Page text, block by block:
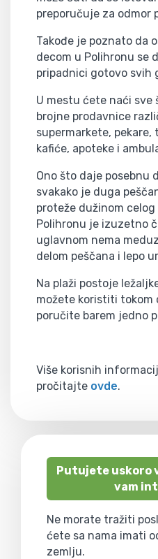
preporučuje za odmor
Takođe je poznato da
decom u Polihronu se
pripadnici gotovo svih
U mestu ćete naći sve
brojne prodavnice
supermarkete, pekare,
kafiće, apoteke i
Ono što daje posebnu
svakako je duga
proteže dužinom celog
Polihronu je izuzetno
uglavnom nema
delom peščana i lepo
Na plaži postoje
možete koristiti tokom
poručite barem jedno
Više korisnih
pročitajte ovde.
Putujete uskoro
vam
Ne morate tražiti
ćete sa nama imati
zemlju.